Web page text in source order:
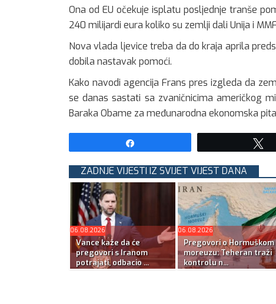
Ona od EU očekuje isplatu posljednje tranše
240 milijardi eura koliko su zemlji dali Unija i
Nova vlada ljevice treba da do kraja aprila
dobila nastavak pomoći.
Kako navodi agencija Frans pres izgleda da
se danas sastati sa zvaničnicima američkog
Baraka Obame za međunarodna ekonomska
ZADNJE VIJESTI IZ SVIJET VIJEST DANA
06.08.2026
Vance kaže da će
pregovori s Iranom
potrajati, odbacio ...
06.08.2026
Pregovori o Hormuškom
moreuzu: Teheran traži
kontrolu n...